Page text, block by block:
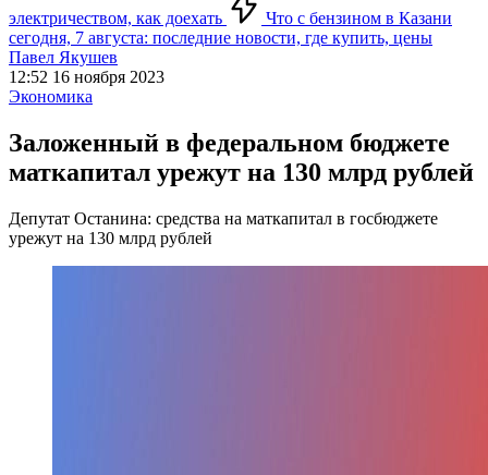
электричеством, как доехать
Что с бензином в Казани
сегодня, 7 августа: последние новости, где купить, цены
Павел Якушев
12:52 16 ноября 2023
Экономика
Заложенный в федеральном бюджете
маткапитал урежут на 130 млрд рублей
Депутат Останина: средства на маткапитал в госбюджете
урежут на 130 млрд рублей